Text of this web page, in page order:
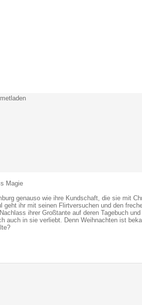
Magie
genauso wie ihre Kundschaft, die sie mit
ihr mit seinen Flirtversuchen und den
ihrer Großtante auf deren Tagebuch
auch in sie verliebt. Denn Weihnachten ist